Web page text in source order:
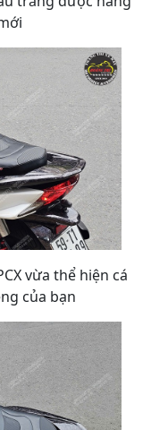
vừa thể hiện cá
của bạn